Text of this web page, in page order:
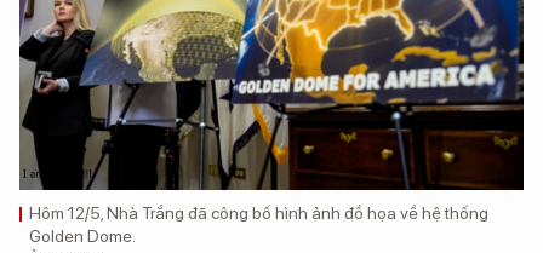
Hôm 12/5, Nhà Trắng đã công bố hình ảnh đồ họa về hệ thống
Golden Dome.